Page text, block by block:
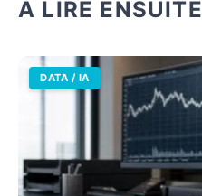
À LIRE ENSUITE
DATA / IA